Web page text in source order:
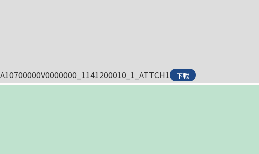
A10700000V0000000_1141200010_1_ATTCH1 下載